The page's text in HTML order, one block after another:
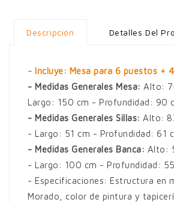
Descripción Detalles Del
- Incluye: Mesa para 6 puestos +
- Medidas Generales Mesa: Alto:
Largo: 150 cm - Profundidad: 90
- Medidas Generales Sillas: Alto:
- Largo: 51 cm - Profundidad: 61
- Medidas Generales Banca: Alto:
- Largo: 100 cm - Profundidad: 55
- Especificaciones: Estructura en
Morado, color de pintura y